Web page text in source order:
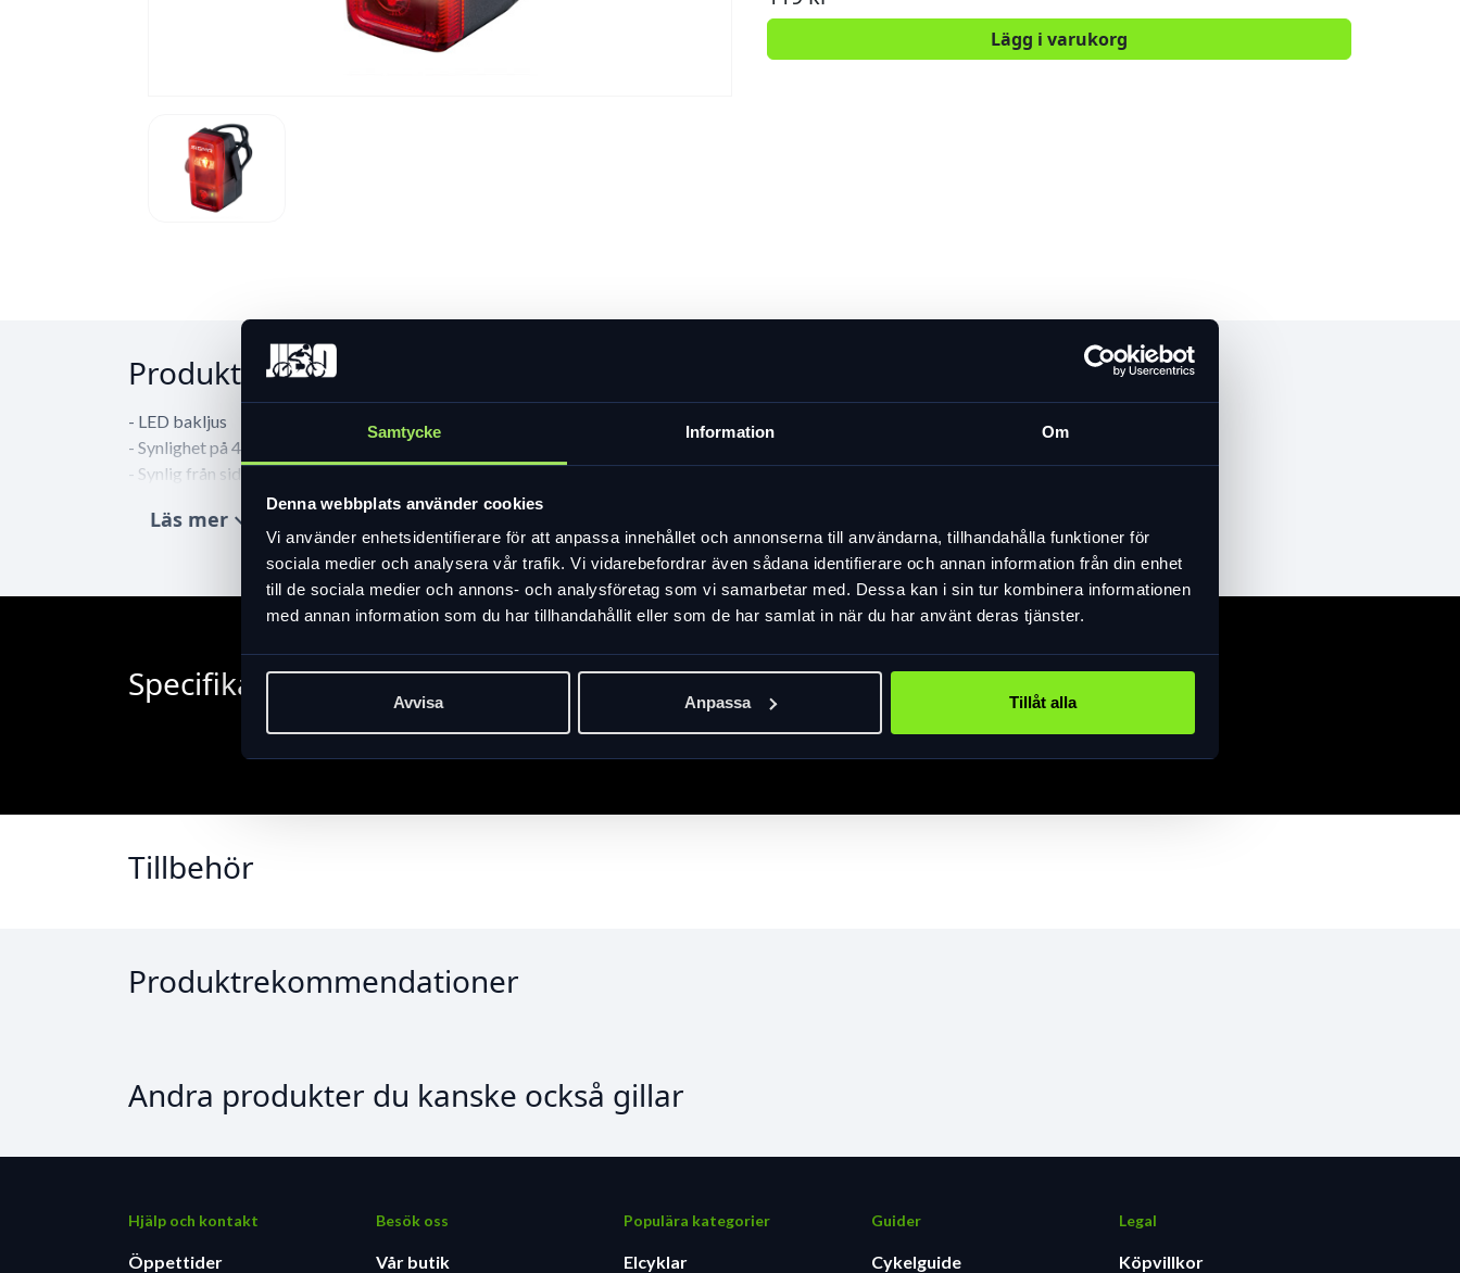
Samtycke Information Om
Denna webbplats använder cookies
Vi använder enhetsidentifierare för att anpassa innehållet och annonserna till användarna, tillhandahålla funktioner för
sociala medier och analysera vår trafik. Vi vidarebefordrar även sådana identifierare och annan information från din enhet
till de sociala medier och annons- och analysföretag som vi samarbetar med. Dessa kan i sin tur kombinera informationen
med annan information som du har tillhandahållit eller som de har samlat in när du har använt deras tjänster.
Avvisa Anpassa Tillåt alla
Lägg i varukorg
Produktinformation
- LED bakljus
- Synlighet på 400 m
- Synlig från sidorna
- Inklusive 2xAAA-batteri
- Brinntid 20 tim
- Enkel montering utan verktyg.
Läs mer expand_more
Specifikation
Tillbehör
Produktrekommendationer
Andra produkter du kanske också gillar
Hjälp och kontakt
Öppettider
Besök oss
Vår butik
Populära kategorier
Elcyklar
Guider
Cykelguide
Legal
Köpvillkor